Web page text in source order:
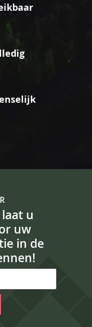
u
uw
in de